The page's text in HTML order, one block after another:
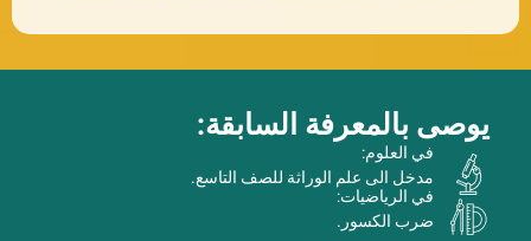
يوصى بالمعرفة السابقة:
في العلوم:
مدخل الى علم الوراثة للصف التاسع.
في الرياضيات:
ضرب الكسور.